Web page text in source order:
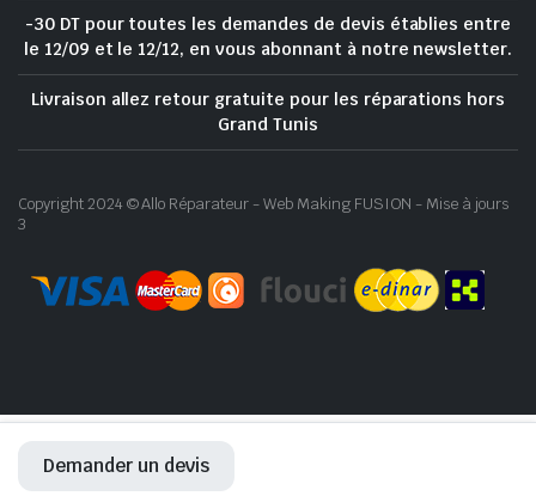
Demander un devis
-30 DT pour toutes les demandes de devis établies entre
le 12/09 et le 12/12, en vous abonnant à notre newsletter.
Livraison allez retour gratuite pour les réparations hors
Grand Tunis
Copyright 2024 © Allo Réparateur - Web Making FUSION - Mise à jours
3